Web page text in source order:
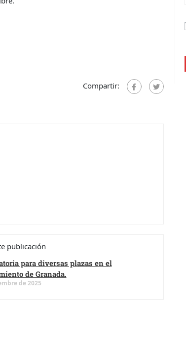
Compartir:
publicación
para diversas plazas en el
de Granada.
de 2025